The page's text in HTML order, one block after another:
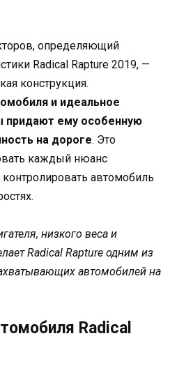
определяющий
Radical Rapture 2019, —
конструкция.
и идеальное
придают ему особенную
на дороге. Это
каждый нюанс
автомобиль
низкого веса и
Radical Rapture одним из
автомобилей на
Radical